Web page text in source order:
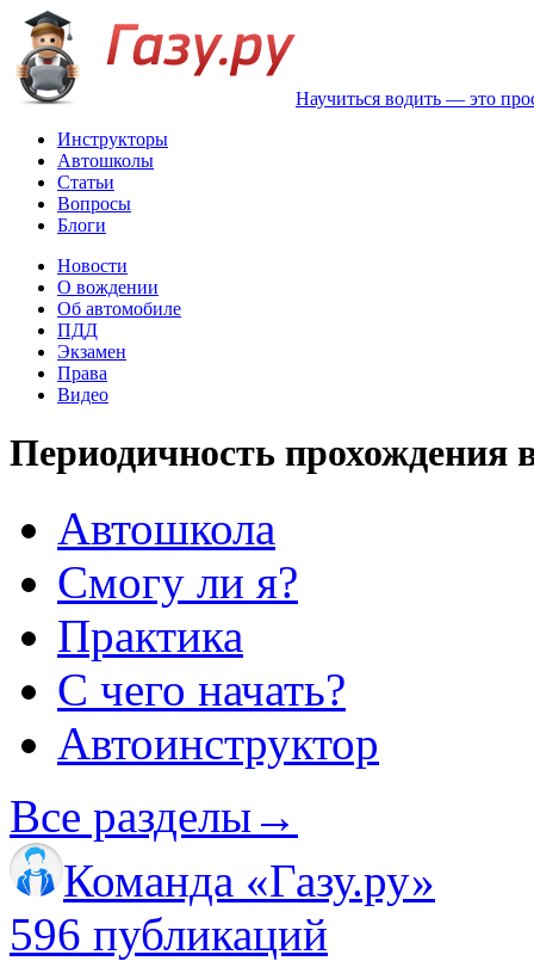
Научиться водить — это
Инструкторы
Автошколы
Статьи
Вопросы
Блоги
Новости
О вождении
Об автомобиле
ПДД
Экзамен
Права
Видео
Периодичность прохождения
Автошкола
Смогу ли я?
Практика
С чего начать?
Автоинструктор
Все разделы→
Команда «Газу.ру»
596 публикаций